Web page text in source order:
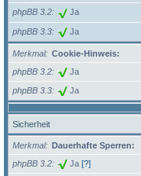
phpBB 3.2
Ja
phpBB 3.3 Ja
Merkmal
Cookie-Hinweis:
phpBB 3.2
Ja
phpBB 3.3 Ja
Sicherheit
Merkmal
Dauerhafte Sperren:
phpBB 3.2
Ja [?]